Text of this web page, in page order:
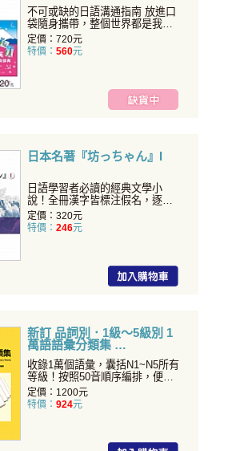
不可或缺的日語溝通指南 放進口
袋隨身攜帶，整個世界都是我的
語言教室！ 快速融...
定價：720元
特價： 560元
日本名著『坊っちゃん』I
日語學習者必讀的經典文學小
說！全冊漢字皆標注假名，逐頁
注釋艱澀單字，享受閱讀無障...
定價：320元
特價： 246元
新訂 品詞別．1級～5級別 1
萬語語彙分類集
收錄1萬個語彙，囊括N1~N5所有
等級！按照50音順序編排，便於
查詢。再依品詞別...
定價：1200元
特價： 924元